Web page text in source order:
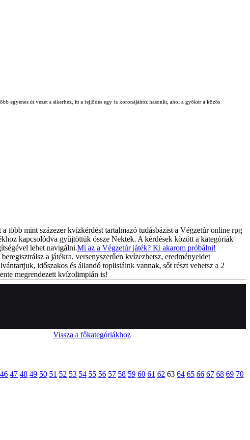
egyenes út vezet a sikerhez, itt a fejlődés egy fa koronájához hasonlít, ahol a gyökér a közös
a több mint százezer kvízkérdést tartalmazó tudásbázist a Végzetúr online rpg
kapcsolódva gyűjtöttük össze Nektek. A kérdések között a kategóriák
lehet navigálni.Mi az a Végzetúr játék? Ki akarom próbálni!
a játékra, versenyszerűen kvízezhetsz, eredményeidet
időszakos és állandó toplistáink vannak, sőt részt vehetsz a 2
megrendezett kvízolimpián is!
Vissza a főkategóriákhoz
46 47 48 49 50 51 52 53 54 55 56 57 58 59 60 61 62 63 64 65 66 67 68 69 70